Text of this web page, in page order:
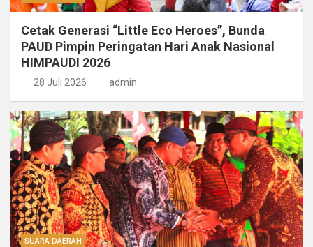
Cetak Generasi “Little Eco Heroes”, Bunda
PAUD Pimpin Peringatan Hari Anak Nasional
HIMPAUDI 2026
28 Juli 2026 admin
SUARA DAERAH